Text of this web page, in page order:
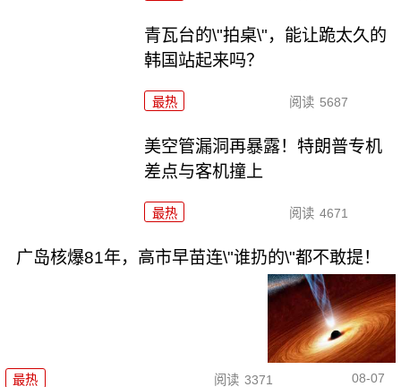
青瓦台的\"拍桌\"，能让跪太久的
韩国站起来吗？
最热 阅读 5687
美空管漏洞再暴露！特朗普专机
差点与客机撞上
最热 阅读 4671
广岛核爆81年，高市早苗连\"谁扔的\"都不敢提！
最热 阅读 3371 08-07